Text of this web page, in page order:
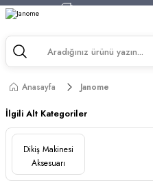
750 TL ve Üzeri
750 TL ve Üzeri
Anasayfa Janome
İlgili Alt Kategoriler
Dikiş Makinesi
Aksesuarı